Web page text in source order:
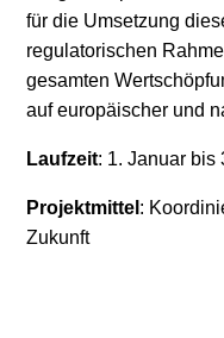
für die Umsetzung
regulatorischen
gesamten
auf europäischer und
Laufzeit: 1. Januar bis
Projektmittel :
Zukunft